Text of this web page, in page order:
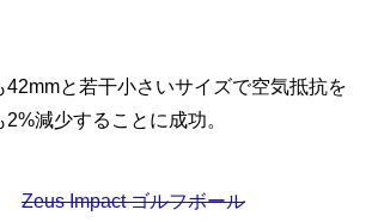
42mmと若干小さいサイズで空気抵抗を
減少することに成功。
Zeus Impact ゴルフボール